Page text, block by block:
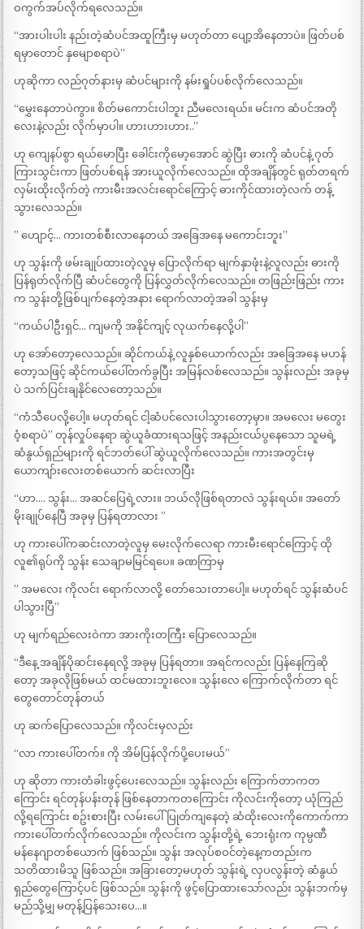
ဝကွက်အပ်လိုက်ရလေသည်။
“အားပါးပါး နည်းတဲ့ဆံပင်အထူကြီးမှ မဟုတ်တာ ပျော့အိနေတာပဲ။ ဖြတ်ပစ်
ရမှာတောင် နှမျောစရာပဲ”
ဟုဆိုကာ လည်ဂုတ်နားမှ ဆံပင်များကို နမ်းရှုပ်ပစ်လိုက်လေသည်။
“မွှေးနေတာပဲကွာ။ စိတ်မကောင်းပါဘူး ညီမလေးရယ်။ မင်းက ဆံပင်အတို
လေးနဲ့လည်း လိုက်မှာပါ။ ဟားဟားဟား..”
ဟု ကျေနပ်စွာ ရယ်မောပြီး ခေါင်းကိုမော့အောင် ဆွဲပြီး ဓားကို ဆံပင်နဲ့ ဂုတ်
ကြားသွင်းကာ ဖြတ်ပစ်ရန် အားယူလိုက်လေသည်။ ထိုအချိန်တွင် ရုတ်တရက်
လှမ်းထိုးလိုက်တဲ့ ကားမီးအလင်းရောင်ကြောင့် ဓားကိုင်ထားတဲ့လက် တန့်
သွားလေသည်။
” ဟျောင့်… ကားတစ်စီးလာနေတယ် အခြေအနေ မကောင်းဘူး”
ဟု သွန်းကို ဖမ်းချုပ်ထားတဲ့လူမှ ပြောလိုက်ရာ မျက်နှာဖုံးနဲ့လူလည်း ဓားကို
ပြန်ရုတ်လိုက်ပြီ ဆံပင်တွေကို ပြန်လွှတ်လိုက်လေသည်။ တဖြည်းဖြည်း ကား
က သွန်းတို့ဖြစ်ပျက်နေတဲ့အနား ရောက်လာတဲ့အခါ သွန်းမှ
“ကယ်ပါဦးရှင်… ကျမကို အနိုင်ကျင့် လုယက်နေလို့ပါ”
ဟု အော်တော့လေသည်။ ဆိုင်ကယ်နဲ့ လူနှစ်ယောက်လည်း အခြေအနေ မဟန်
တော့သဖြင့် ဆိုင်ကယ်ပေါ်တက်ခွပြီး အမြန်လစ်လေသည်။ သွန်းလည်း အခုမှ
ပဲ သက်ပြင်းချနိုင်လေတော့သည်။
“ကံသီပေလို့ပေါ့။ မဟုတ်ရင် ငါ့ဆံပင်လေးပါသွားတော့မှာ။ အမလေး မတွေး
ဝံ့စရာပဲ” တုန်လှုပ်နေရာ ဆွဲယူခံထားရသဖြင့် အနည်းငယ်ပွနေသော သူမရဲ့
ဆံနွယ်ရှည်များကို ရင်ဘတ်ပေါ် ဆွဲယူလိုက်လေသည်။ ကားအတွင်းမှ
ယောကျာ်းလေးတစ်ယောက် ဆင်းလာပြီး
“ဟာ…. သွန်း… အဆင်ပြေရဲ့လား။ ဘယ်လိုဖြစ်ရတာလဲ သွန်းရယ်။ အတော်
မိုးချုပ်နေပြီ အခုမှ ပြန်ရတာလား ”
ဟု ကားပေါ်ကဆင်းလာတဲ့လူမှ မေးလိုက်လေရာ ကားမီးရောင်ကြောင့် ထို
လူ၏ရုပ်ကို သွန်း သေချာမမြင်ရပေ။ ခဏကြာမှ
” အမလေး ကိုလင်း ရောက်လာလို့ တော်သေးတာပေါ့။ မဟုတ်ရင် သွန်းဆံပင်
ပါသွားပြီ”
ဟု မျက်ရည်လေးဝဲကာ အားကိုးတကြီး ပြောလေသည်။
“ဒီနေ့ အချိန်ပိုဆင်းနေရလို့ အခုမှ ပြန်ရတာ။ အရင်ကလည်း ပြန်နေကြဆို
တော့ အခုလိုဖြစ်မယ် ထင်မထားဘူးလေ။ သွန်းလေ ကြောက်လိုက်တာ ရင်
တွေတောင်တုန်တယ်
ဟု ဆက်ပြောလေသည်။ ကိုလင်းမှလည်း
“လာ ကားပေါ်တက်။ ကို အိမ်ပြန်လိုက်ပို့ပေးမယ်”
ဟု ဆိုတာ ကားတံခါးဖွင့်ပေးလေသည်။ သွန်းလည်း ကြောက်တာကတ
ကြောင်း ရင်တုန်ပန်းတုန် ဖြစ်နေတာကတကြောင်း ကိုလင်းကိုတော့ ယုံကြည်
လို့ရကြောင်း စဥ်းစားပြီး လမ်းပေါ်ပြုတ်ကျနေတဲ့ ဆံထိုးလေးကိုကောက်ကာ
ကားပေါ်တက်လိုက်လေသည်။ ကိုလင်းက သွန်းတို့ရဲ့ ဘေးရုံးက ကုမ္ပဏီ
မန်နေဂျာတစ်ယောက် ဖြစ်သည်။ သွန်း အလုပ်စဝင်တဲ့နေ့ကတည်းက
သတိထားမိသူ ဖြစ်သည်။ အခြားတော့မဟုတ် သွန်းရဲ့ လှပလွန်းတဲ့ ဆံနွယ်
ရှည်တွေကြောင့်ပင် ဖြစ်သည်။ သွန်းကို ဖွင့်ပြောထားသော်လည်း သွန်းဘက်မှ
မည်သို့မျှ မတုန့်ပြန်သေးပေ…။